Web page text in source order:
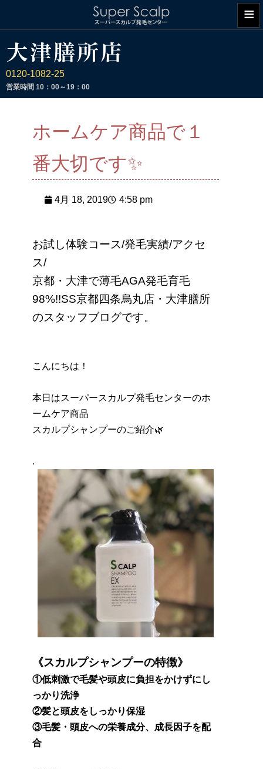
0120-1082-25
営業時間 10：00～19：00
≡
ホームケア商品で１
番大切です✨
4月 18, 2019 4:58 pm
お試し体験コース/発毛実績/アクセ
ス/
京都・大津で薄毛AGA発毛育毛
98%!!SS京都四条烏丸店・大津膳所
のスタッフブログです。
こんにちは！
本日はスーパースカルプ発毛センターのホ
ームケア商品
スカルプシャンプーのご紹介🌿
.
《スカルプシャンプーの特徴》
①低刺激で毛髪や頭皮に負担をかけずにし
っかり洗浄
②髪と頭皮をしっかり保湿
③毛髪・頭皮への栄養成分、成長因子を配
合